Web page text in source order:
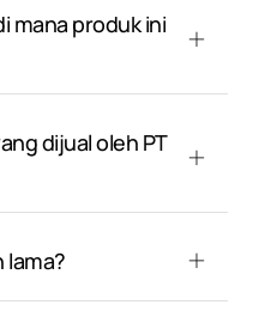
mana produk ini
dijual oleh PT
lama?